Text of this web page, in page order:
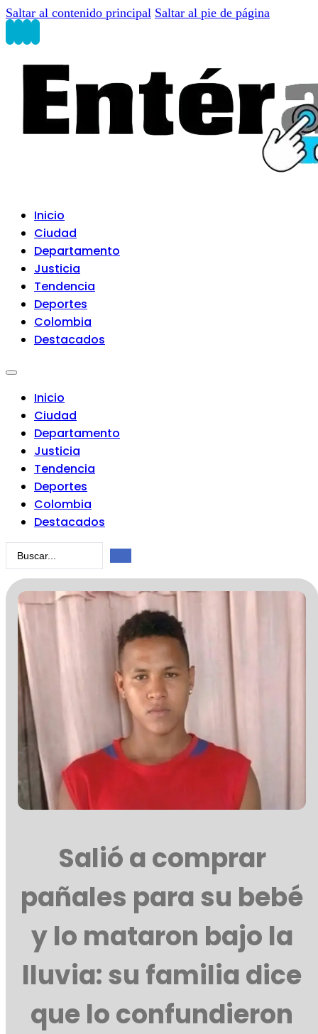
Saltar al contenido principal Saltar al pie de página
Inicio
Ciudad
Departamento
Justicia
Tendencia
Deportes
Colombia
Destacados
Inicio
Ciudad
Departamento
Justicia
Tendencia
Deportes
Colombia
Destacados
Search
Salió a comprar
pañales para su bebé
y lo mataron bajo la
lluvia: su familia dice
que lo confundieron